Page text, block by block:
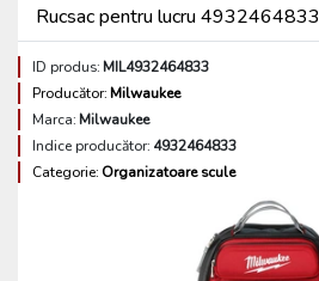
Rucsac pentru lucru 4932464833
ID produs:MIL4932464833
Producător:Milwaukee
Marca:Milwaukee
Indice producător: 4932464833
Categorie: Organizatoare scule